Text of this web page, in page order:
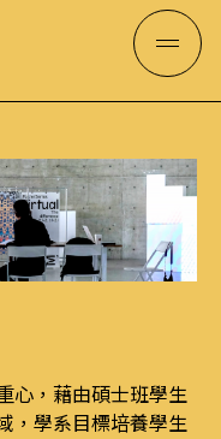
心，藉由碩士班學生
，學系目標培養學生